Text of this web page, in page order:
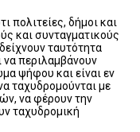
πολιτείες, δήμοι και
και συνταγματικούς
ταυτότητα
να περιλαμβάνουν
ψήφου και είναι εν
ταχυδρομούνται με
να φέρουν την
ταχυδρομική